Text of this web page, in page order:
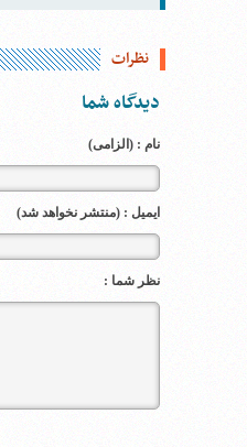
نظرات
دیدگاه شما
نام : (الزامی)
ایمیل : (منتشر نخواهد شد)
نظر شما :